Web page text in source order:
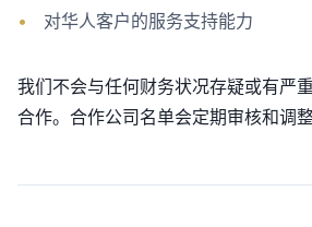
• 对华人客户的服务支持能力
我们不会与任何财务状况存疑或有严
合作。合作公司名单会定期审核和调整